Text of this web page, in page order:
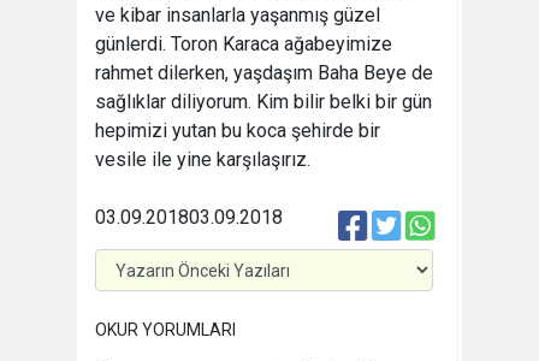
ve kibar insanlarla yaşanmış güzel
günlerdi. Toron Karaca ağabeyimize
rahmet dilerken, yaşdaşım Baha Beye de
sağlıklar diliyorum. Kim bilir belki bir gün
hepimizi yutan bu koca şehirde bir
vesile ile yine karşılaşırız.
03.09.2018
03.09.2018
OKUR YORUMLARI